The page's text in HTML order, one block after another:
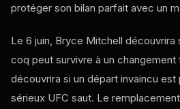
protéger son bilan parfait avec un
Le 6 juin, Bryce Mitchell découvrira
coq peut survivre à un changement
découvrira si un départ invaincu
sérieux UFC saut. Le